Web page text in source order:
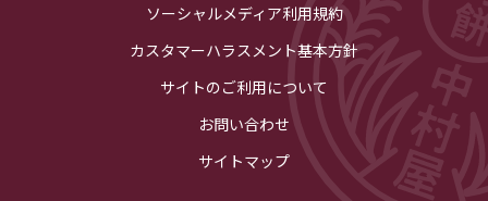
ソーシャルメディア利用規約
カスタマーハラスメント基本方針
サイトのご利用について
お問い合わせ
サイトマップ